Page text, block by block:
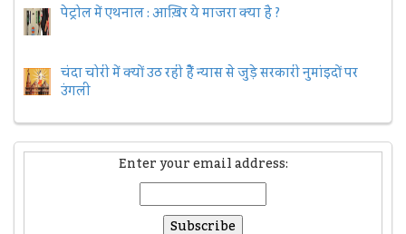
पेट्रोल में एथनाल : आख़िर ये माजरा क्या है ?
चंदा चोरी में क्यों उठ रही हैैं न्यास से जुड़े सरकारी नुमांइदों पर
उंगली
Enter your email address: